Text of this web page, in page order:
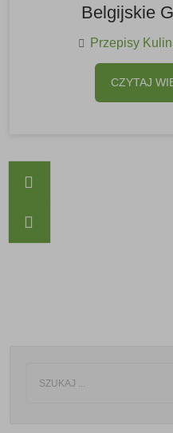
Belgijskie
Przepisy
CZYTAJ